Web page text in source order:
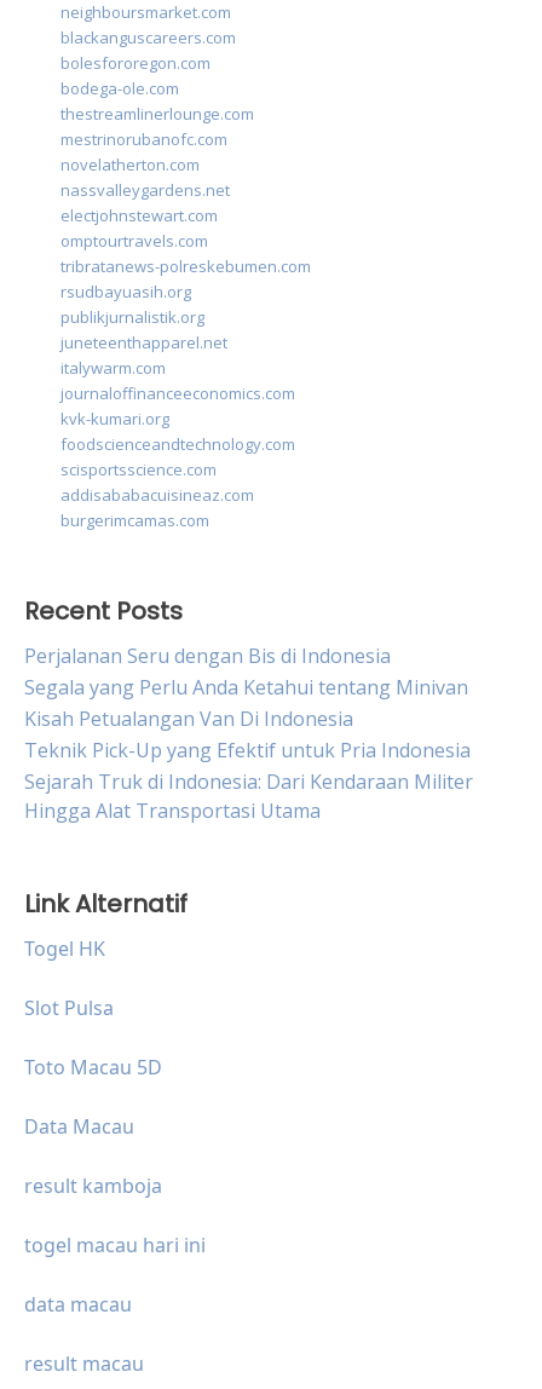
neighboursmarket.com
blackanguscareers.com
bolesfororegon.com
bodega-ole.com
thestreamlinerlounge.com
mestrinorubanofc.com
novelatherton.com
nassvalleygardens.net
electjohnstewart.com
omptourtravels.com
tribratanews-polreskebumen.com
rsudbayuasih.org
publikjurnalistik.org
juneteenthapparel.net
italywarm.com
journaloffinanceeconomics.com
kvk-kumari.org
foodscienceandtechnology.com
scisportsscience.com
addisababacuisineaz.com
burgerimcamas.com
Recent Posts
Perjalanan Seru dengan Bis di Indonesia
Segala yang Perlu Anda Ketahui tentang Minivan
Kisah Petualangan Van Di Indonesia
Teknik Pick-Up yang Efektif untuk Pria Indonesia
Sejarah Truk di Indonesia: Dari Kendaraan Militer
Hingga Alat Transportasi Utama
Link Alternatif
Togel HK
Slot Pulsa
Toto Macau 5D
Data Macau
result kamboja
togel macau hari ini
data macau
result macau